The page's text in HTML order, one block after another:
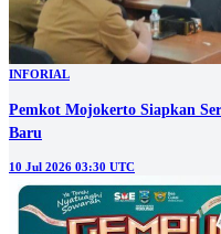
INFORIAL
Pemkot Mojokerto Siapkan
Baru
10 Jul 2026 03:30 UTC